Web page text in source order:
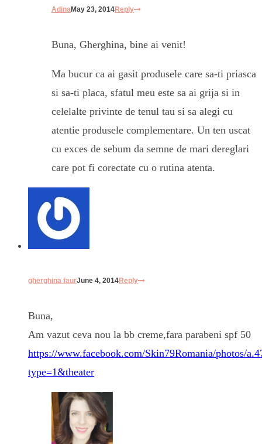
AdinaMay 23, 2014Reply
Buna, Gherghina, bine ai venit!
Ma bucur ca ai gasit produsele care sa-ti priasca
si sa-ti placa, sfatul meu este sa ai grija si in
celelalte privinte de tenul tau si sa alegi cu
atentie produsele complementare. Un ten uscat
cu exces de sebum da semne de mari dereglari
care pot fi corectate cu o rutina atenta.
gherghina faurJune 4, 2014Reply
Buna,
Am vazut ceva nou la bb creme,fara parabeni spf 50
https://www.facebook.com/Skin79Romania/photos/
type=1&theater